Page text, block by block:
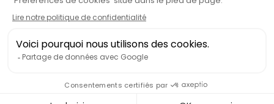
Voyages et de Séjours - ATOUT France - sous le n° IM075220031 -
rue d'Astorg, 75008 Paris, France - RC Professionnelle : HISCOX SA, 38
avenue de l'Opéra, 75002 Paris, France
copyright 2019 - 2026 - Spotlag.com